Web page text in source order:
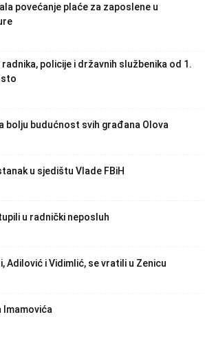
povećanje plaće za zaposlene u
policije i državnih službenika od 1.
bolju budućnost svih građana Olova
u sjedištu Vlade FBiH
u radnički neposluh
Adilović i Vidimlić, se vratili u Zenicu
Imamovića